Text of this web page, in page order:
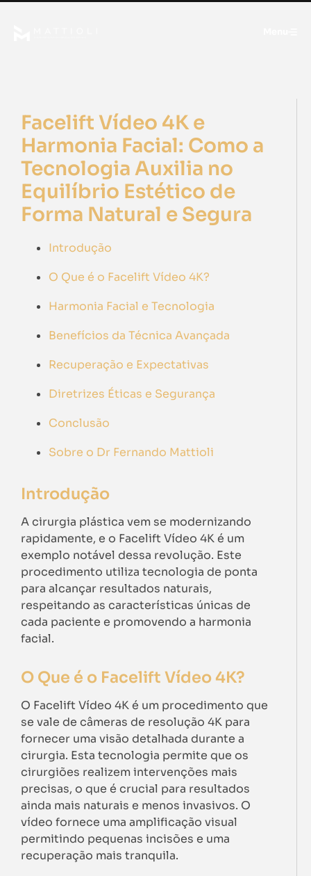
Facelift Vídeo 4K e
Harmonia Facial: Como a
Tecnologia Auxilia no
Equilíbrio Estético de
Forma Natural e Segura
Introdução
O Que é o Facelift Vídeo 4K?
Harmonia Facial e Tecnologia
Benefícios da Técnica Avançada
Recuperação e Expectativas
Diretrizes Éticas e Segurança
Conclusão
Sobre o Dr Fernando Mattioli
Introdução
A cirurgia plástica vem se modernizando
rapidamente, e o Facelift Vídeo 4K é um
exemplo notável dessa revolução. Este
procedimento utiliza tecnologia de ponta
para alcançar resultados naturais,
respeitando as características únicas de
cada paciente e promovendo a harmonia
facial.
O Que é o Facelift Vídeo 4K?
O Facelift Vídeo 4K é um procedimento que
se vale de câmeras de resolução 4K para
fornecer uma visão detalhada durante a
cirurgia. Esta tecnologia permite que os
cirurgiões realizem intervenções mais
precisas, o que é crucial para resultados
ainda mais naturais e menos invasivos. O
vídeo fornece uma amplificação visual
permitindo pequenas incisões e uma
recuperação mais tranquila.